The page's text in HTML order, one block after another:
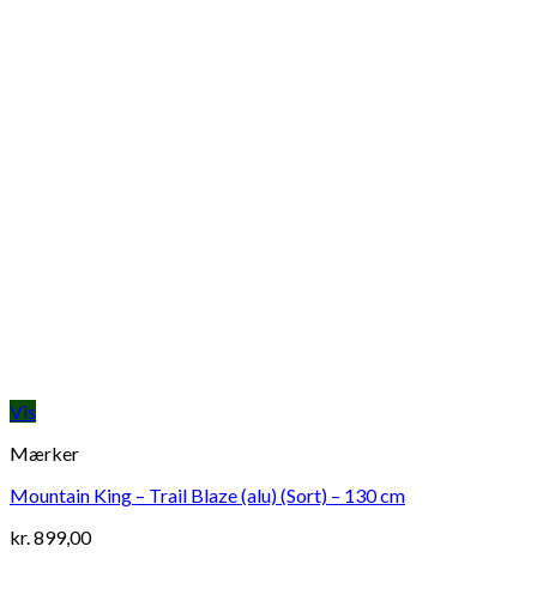
Vis
Mærker
Mountain King – Trail Blaze (alu) (Sort) – 130 cm
kr.899,00